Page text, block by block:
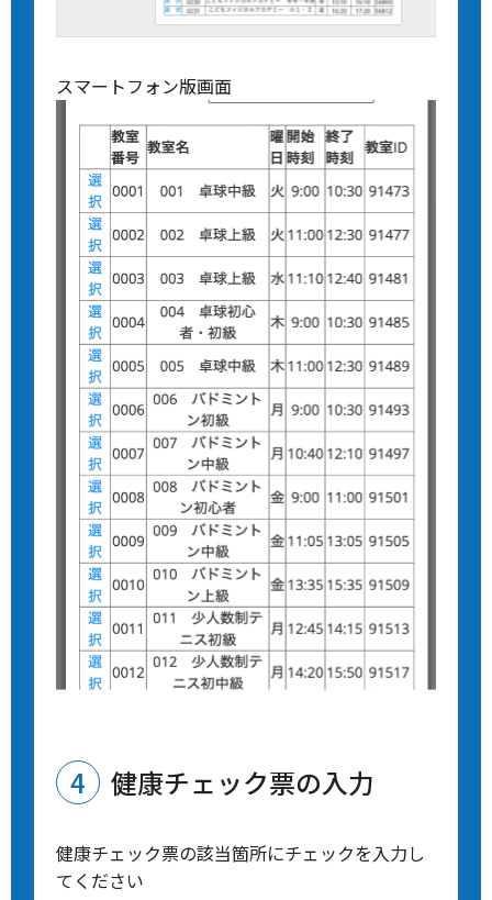
スマートフォン版画面
健康チェック票の入力
健康チェック票の該当箇所にチェックを入力し
てください